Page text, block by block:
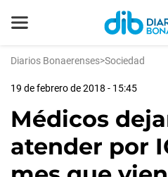
Diarios Bonaerenses>Sociedad
19 de febrero de 2018 - 15:45
Médicos
atender por